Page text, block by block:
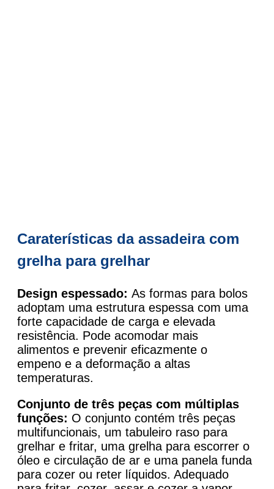
Caraterísticas da assadeira com
grelha para grelhar
Design espessado: As formas para bolos
adoptam uma estrutura espessa com uma
forte capacidade de carga e elevada
resistência. Pode acomodar mais
alimentos e prevenir eficazmente o
empeno e a deformação a altas
temperaturas.
Conjunto de três peças com múltiplas
funções: O conjunto contém três peças
multifuncionais, um tabuleiro raso para
grelhar e fritar, uma grelha para escorrer o
óleo e circulação de ar e uma panela funda
para cozer ou reter líquidos. Adequado